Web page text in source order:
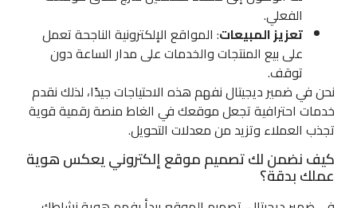
الفعلي.
تعزيز المبيعات: المواقع الإلكترونية الناجحة تعمل
على بيع المنتجات والخدمات على مدار الساعة دون
توقف.
نحن في ضمير ديجيتال نفهم هذه الاحتياجات جيدًا، لذلك نقدم
خدمات احترافية تجعل موقعك في الغاط منصة رقمية قوية
تجذب العملاء وتزيد من معدلات التحويل.
كيف نضمن لك تصميم موقع إلكتروني يعكس هوية
عملك بدقة؟